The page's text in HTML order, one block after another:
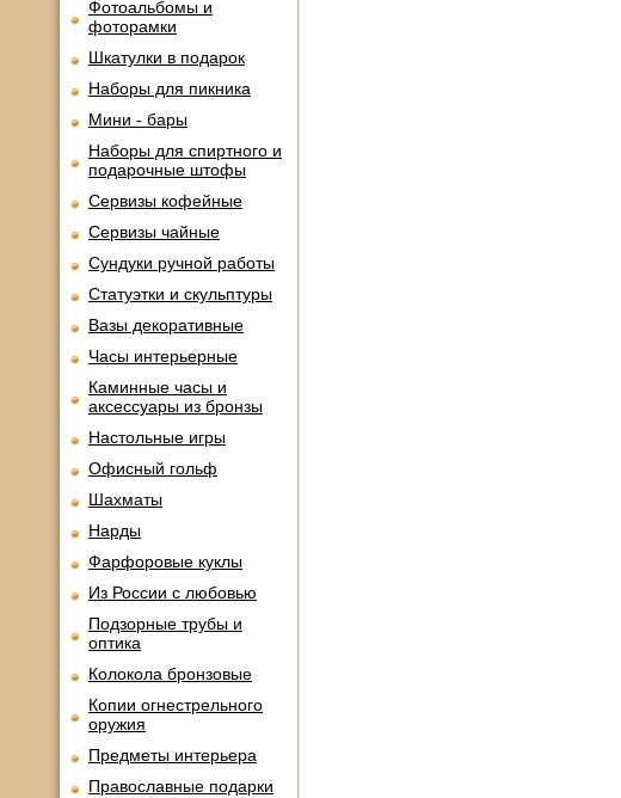
Фотоальбомы и
фоторамки
Шкатулки в подарок
Наборы для пикника
Мини - бары
Наборы для спиртного и
подарочные штофы
Сервизы кофейные
Сервизы чайные
Сундуки ручной работы
Статуэтки и скульптуры
Вазы декоративные
Часы интерьерные
Каминные часы и
аксессуары из бронзы
Настольные игры
Офисный гольф
Шахматы
Нарды
Фарфоровые куклы
Из России с любовью
Подзорные трубы и
оптика
Колокола бронзовые
Копии огнестрельного
оружия
Предметы интерьера
Православные подарки